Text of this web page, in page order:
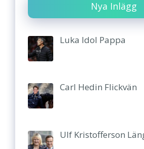
Nya Inlägg
Luka Idol Pappa
Carl Hedin Flickvän
Ulf Kristofferson